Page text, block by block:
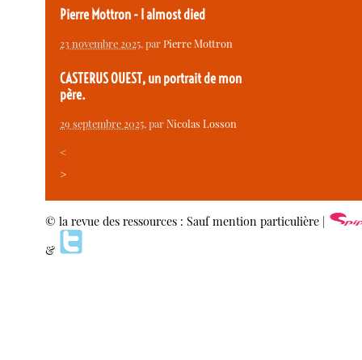
Pierre Mottron - I almost died
23 novembre 2025, parPierre Mottron
CASTERUS OUEST, un portrait de mon
père.
29 septembre 2025, parNicolas Losson
<
>
© la revue des ressources : Sauf mention particulière |
&